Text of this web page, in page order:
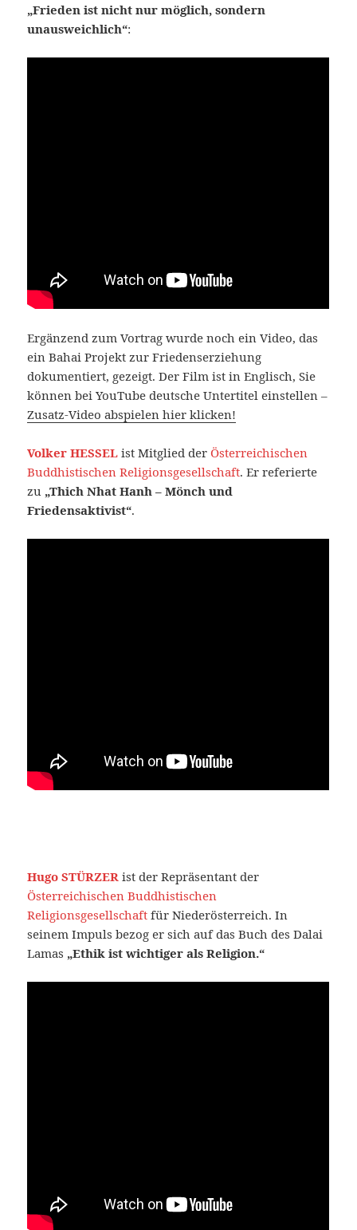
„Frieden ist nicht nur möglich, sondern
unausweichlich“:
Ergänzend zum Vortrag wurde noch ein Video, das
ein Bahai Projekt zur Friedenserziehung
dokumentiert, gezeigt. Der Film ist in Englisch, Sie
können bei YouTube deutsche Untertitel einstellen –
Zusatz-Video abspielen hier klicken!
Volker HESSEL ist Mitglied der Österreichischen
Buddhistischen Religionsgesellschaft. Er referierte
zu „Thich Nhat Hanh – Mönch und
Friedensaktivist“.
Hugo STÜRZERist der Repräsentant der
Österreichischen Buddhistischen
Religionsgesellschaft für Niederösterreich. In
seinem Impuls bezog er sich auf das Buch des Dalai
Lamas „Ethik ist wichtiger als Religion.“